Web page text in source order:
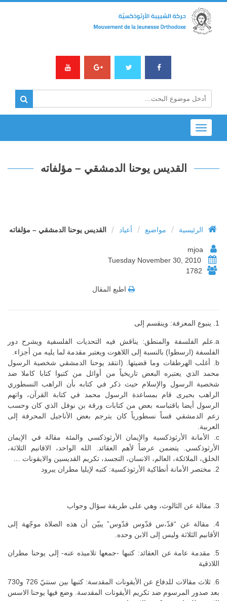
Toggle
navigation
القديس يوحنا الدمشقي – مؤلفاته
الرئيسية / مواضيع / أعياد / القديس يوحنا الدمشقي – مؤلفاته
1782
اطبع المقال
1. ينبوع المعرفة: وينقسم إلى
a.علم الفلسفة والمنطق: يناقش فيه التحديات الفلسفية ويشرح دور
الفلسفة (ارسطوا) بالنسبة إلى اللاهوت ويعتبر مقدمة لما يليه من أجزاء.
b. أغلب الهرطقات وما قضيتها. (انتقد يوحنا الدمشقي شخصية الرسول
محمد الذي يعتبره البعض تاريخياً من أوائل من كتبوا كتابا كاملا ضد
شخصية الرسول والإسلام حيث ذكر في كتابه بأن الراهب النسطوري
الراهب بحيرى قام بمساعدة الرسول محمد في كتابة القرآن، واتهم
الرسول أيضا باقتباسه بعض من كتابات ورقة بن نوفل الذي كان وحسب
زعم الدمشقي قساً نسطورياً كان يترجم بعض الأناجيل المحرفة إلى
العربية.
c. الأمانة الأرثوذكسية والإيمان الأرثوذكسي والمئة مقالة في الإيمان
الأرثوذكسي. يتضمن عرضاً لأهم العقائد. الله الواحد، الاقانيم الثلاثة،
الخلق، الملائكة، العالم، الانسان، التجسد، تكريم القديسين والايقونات …
2. مختصر الأمانة أنطاكية الأرثوذكسية: كتبه لإيليا مطران يبرود
3. مقالة عن الثالوث، وهي على طريقة سؤال وجواب
4. مقالة عن “قدّ،س قدّوس قدّوس” يبيّن أن هذه الصلاة موجّهة إلى
الأقانيم الثلاثة وليس إلى الابن وحده.
5. مقدمة عامة عن العقائد: كتبها -جمعها تلاميذه عنه- إلى يوحنا مطران
اللاذقية
6. ثلاث مقالات للدفاع عن الأيقونات المقدسة: كتبها بين سنتيّ 726 و730
بعد صدور المرسوم ضد تكريم الأيقونات المقدسة. وضع فيها يوحنا الاسس